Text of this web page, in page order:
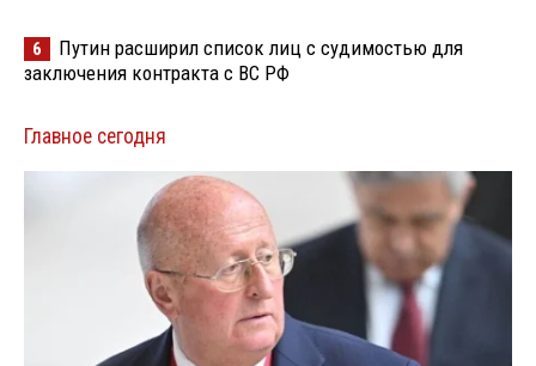
6
Путин расширил список лиц с судимостью для
заключения контракта с ВС РФ
Главное сегодня